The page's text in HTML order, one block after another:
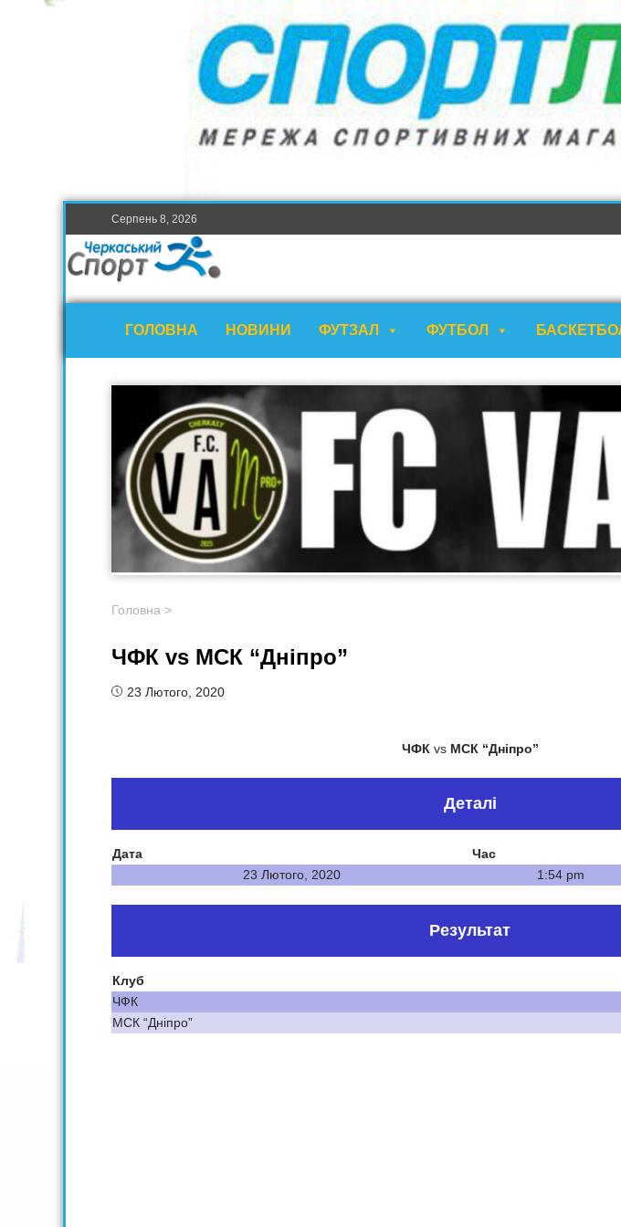
Серпень 8, 2026
ГОЛОВНА НОВИНИ ФУТЗАЛ ФУТБОЛ
Головна >
ЧФК vs МСК “Дніпро”
23 Лютого, 2020
ЧФК vs МСК “Дніпро”
Деталі
Дата Час
23 Лютого, 2020
1:54 pm
Результат
Клуб
ЧФК
МСК “Дніпро”